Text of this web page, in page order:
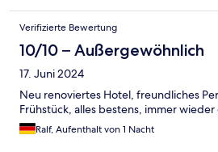
Verifizierte Bewertung
10/10 – Außergewöhnlich
17. Juni 2024
Neu renoviertes Hotel, freundliches
Frühstück, alles bestens, immer
Ralf, Aufenthalt von 1 Nacht